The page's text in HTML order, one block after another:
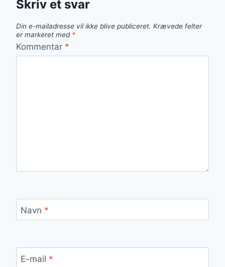
Skriv et svar
Din e-mailadresse vil ikke blive publiceret. Krævede felter
er markeret med *
Kommentar *
Navn *
E-mail *